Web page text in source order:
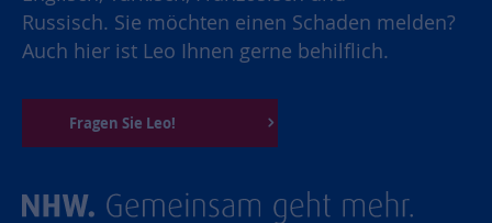
Russisch. Sie möchten einen Schaden melden?
Auch hier ist Leo Ihnen gerne behilflich.
Fragen Sie Leo!